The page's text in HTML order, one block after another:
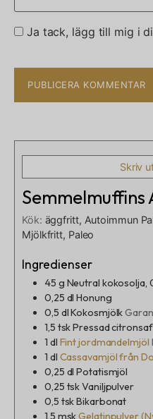
Ja tack, lägg till mig i
Skriv
Semmelmuffins
Kök: äggfritt, Autoimmun
Mjölkfritt, Paleo
Ingredienser
45 g Neutral kokosolja,
0,25 dl Honung
0,5 dlKokosmjölk
1,5 tskPressad
1 dl Fint jordmandelmjöl
1 dl Cassavamjöl från
0,25 dl Potatismjöl
0,25 tskVaniljpulver
0,5 tskBikarbonat
1,5 mskGelatinpulver